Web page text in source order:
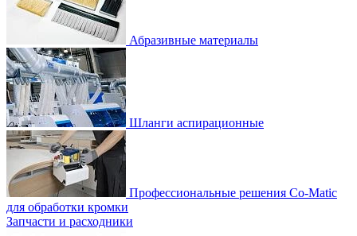
Абразивные материалы
Шланги аспирационные
Профессиональные решения Co-Matic
для обработки кромки
Запчасти и расходники